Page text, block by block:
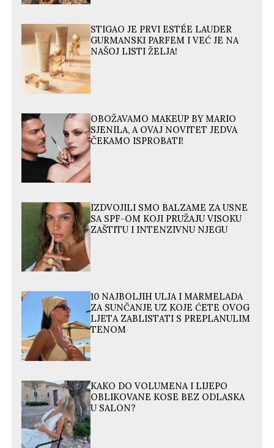
STIGAO JE PRVI ESTÉE LAUDER
GURMANSKI PARFEM I VEĆ JE NA
NAŠOJ LISTI ŽELJA!
OBOŽAVAMO MAKEUP BY MARIO
SJENILA, A OVAJ NOVITET JEDVA
ČEKAMO ISPROBATI!
IZDVOJILI SMO BALZAME ZA USNE
SA SPF-OM KOJI PRUŽAJU VISOKU
ZAŠTITU I INTENZIVNU NJEGU
10 NAJBOLJIH ULJA I MARMELADA
ZA SUNČANJE UZ KOJE ĆETE OVOG
LJETA ZABLISTATI S PREPLANULIM
TENOM
KAKO DO VOLUMENA I LIJEPO
OBLIKOVANE KOSE BEZ ODLASKA
U SALON?